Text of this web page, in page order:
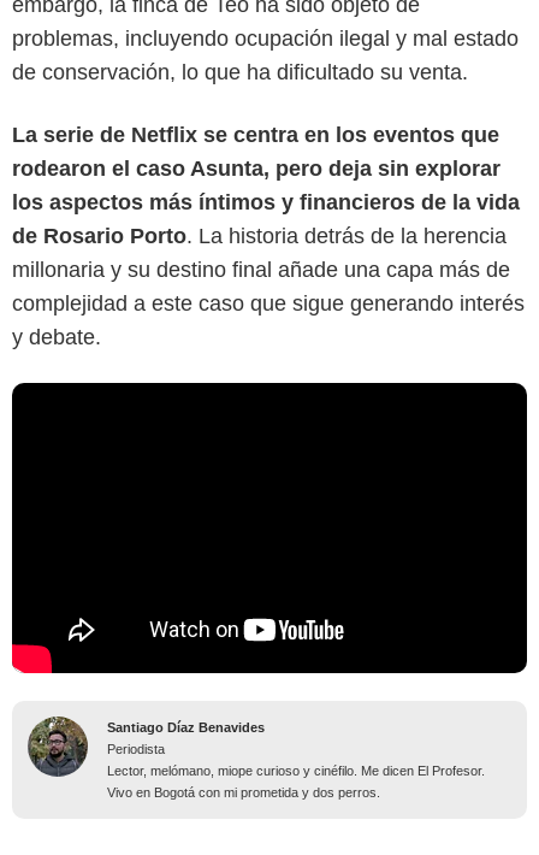
problemas, incluyendo ocupación ilegal y mal estado
de conservación, lo que ha dificultado su venta.
La serie de Netflix se centra en los eventos que
rodearon el caso Asunta, pero deja sin explorar
los aspectos más íntimos y financieros de la vida
de Rosario Porto. La historia detrás de la herencia
millonaria y su destino final añade una capa más de
complejidad a este caso que sigue generando interés
y debate.
Santiago Díaz Benavides
Periodista
Lector, melómano, miope curioso y cinéfilo. Me dicen El Profesor.
Vivo en Bogotá con mi prometida y dos perros.